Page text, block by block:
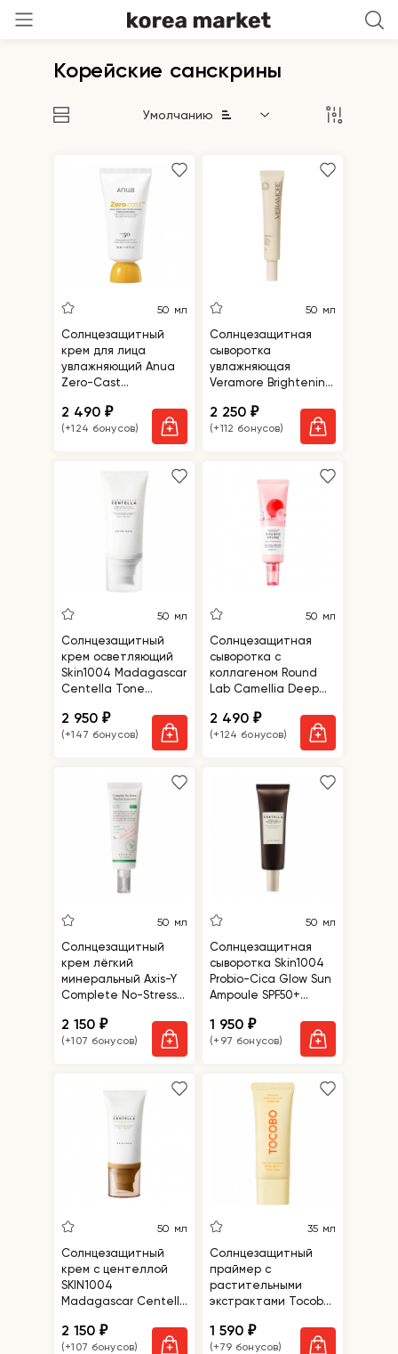
Корейские санскрины
Умолчанию
50 мл
Солнцезащитный
крем для лица
увлажняющий Anua
Zero-Cast
Sunscreen SPF 50
2 490₽
(+124 бонусов)
50 мл
Солнцезащитная
сыворотка
увлажняющая
Veramore Brightening
SPF50+ PA++++
2 250₽
(+112 бонусов)
50 мл
Солнцезащитный
крем осветляющий
Skin1004 Madagascar
Centella Tone
Sunscreen SPF50+
PA++++
2 950₽
(+147 бонусов)
50 мл
Солнцезащитная
сыворотка с
коллагеном Round
Lab Camellia Deep
Serum SPF50+ PA++++
2 490₽
(+124 бонусов)
50 мл
Солнцезащитный
крем лёгкий
минеральный Axis-Y
Complete No-Stress
SPF50+ PA++++
2 150₽
(+107 бонусов)
50 мл
Солнцезащитная
сыворотка Skin1004
Probio-Cica Glow Sun
Ampoule SPF50+
1 950₽
(+97 бонусов)
50 мл
Солнцезащитный
крем с центеллой
SKIN1004
Madagascar Centella
SPF30 PA++++
2 150₽
(+107 бонусов)
35 мл
Солнцезащитный
праймер с
растительными
экстрактами Tocobo
SPF50+ PA++++
1 590₽
(+79 бонусов)